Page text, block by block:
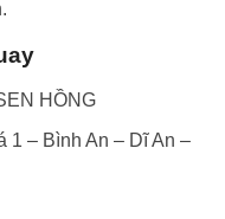
HỒNG
– Bình An – Dĩ An –